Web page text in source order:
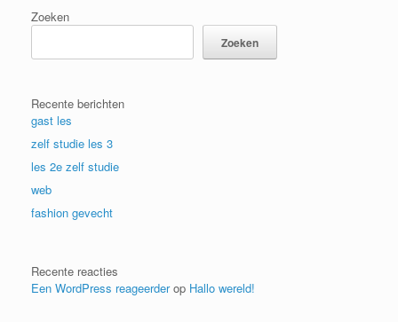
Zoeken
Zoeken
Recente berichten
gast les
zelf studie les 3
les 2e zelf studie
web
fashion gevecht
Recente reacties
Een WordPress reageerderop Hallo wereld!